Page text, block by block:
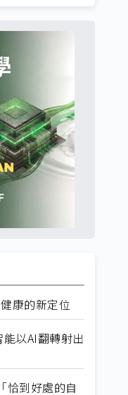
康的新定位
以AI翻轉射出
恰到好處的自